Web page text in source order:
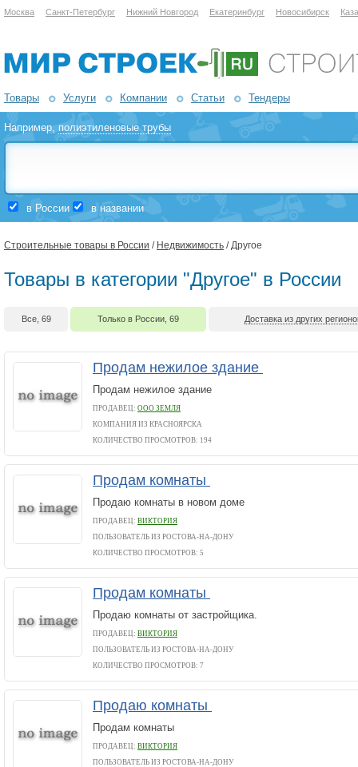
Москва Санкт-Петербург Нижний Новгород Екатеринбург Новосибирск
Товары Услуги Компании Статьи Тендеры
Например,полиэтиленовые трубы
в России в названии
Строительные товары в России / Недвижимость / Другое
Товары в категории "Другое" в России
Все, 69 Только в России, 69 Доставка из других
Продам нежилое здание
Продам нежилое здание
ПРОДАВЕЦ: ООО ЗЕМЛЯ
КОМПАНИЯ ИЗ КРАСНОЯРСКА
КОЛИЧЕСТВО ПРОСМОТРОВ: 194
Продам комнаты
Продаю комнаты в новом доме
ПРОДАВЕЦ: ВИКТОРИЯ
ПОЛЬЗОВАТЕЛЬ ИЗ РОСТОВА-НА-ДОНУ
КОЛИЧЕСТВО ПРОСМОТРОВ: 5
Продам комнаты
Продаю комнаты от застройщика.
ПРОДАВЕЦ: ВИКТОРИЯ
ПОЛЬЗОВАТЕЛЬ ИЗ РОСТОВА-НА-ДОНУ
КОЛИЧЕСТВО ПРОСМОТРОВ: 7
Продаю комнаты
Продам комнаты
ПРОДАВЕЦ: ВИКТОРИЯ
ПОЛЬЗОВАТЕЛЬ ИЗ РОСТОВА-НА-ДОНУ